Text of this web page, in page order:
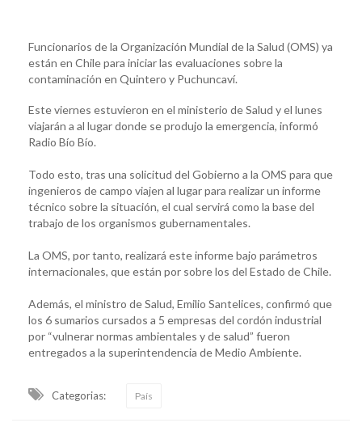
Funcionarios de la Organización Mundial de la Salud (OMS) ya
están en Chile para iniciar las evaluaciones sobre la
contaminación en Quintero y Puchuncaví.
Este viernes estuvieron en el ministerio de Salud y el lunes
viajarán a al lugar donde se produjo la emergencia, informó
Radio Bío Bío.
Todo esto, tras una solicitud del Gobierno a la OMS para que
ingenieros de campo viajen al lugar para realizar un informe
técnico sobre la situación, el cual servirá como la base del
trabajo de los organismos gubernamentales.
La OMS, por tanto, realizará este informe bajo parámetros
internacionales, que están por sobre los del Estado de Chile.
Además, el ministro de Salud, Emilio Santelices, confirmó que
los 6 sumarios cursados a 5 empresas del cordón industrial
por “vulnerar normas ambientales y de salud” fueron
entregados a la superintendencia de Medio Ambiente.
Categorias: País